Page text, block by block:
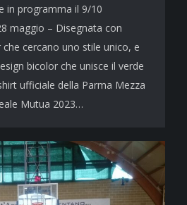
in programma il 9/10
maggio – Disegnata con
cercano uno stile unico, e
bicolor che unisce il verde
ufficiale della Parma Mezza
Mutua 2023…